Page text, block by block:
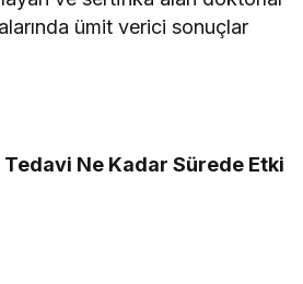
ümit verici sonuçlar
Ne Kadar Sürede Etki